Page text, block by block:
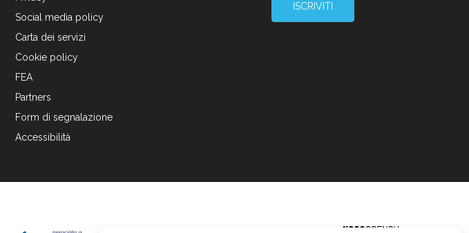
Social media policy
Carta dei servizi
Cookie policy
FEA
Partners
Form di segnalazione
Accessibilità
ISCRIVITI